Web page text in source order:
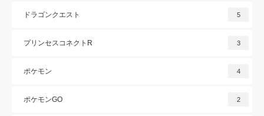
ドラゴンクエスト 5
プリンセスコネクトR 3
ポケモン 4
ポケモンGO 2